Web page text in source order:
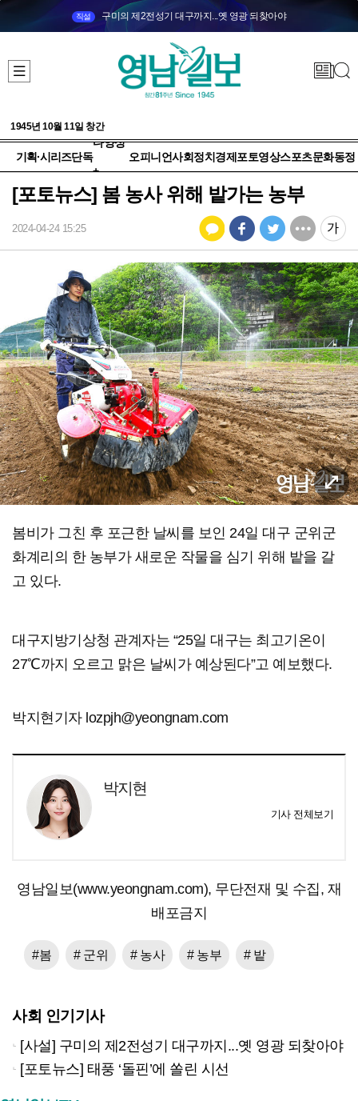
직설 구미의 제2전성기 대구까지...옛 영광 되찾아야
1945년 10월 11일 창간
기획·시리즈단독
다양성
+
오피니언사회정치 경제 포토영상스포츠문화동정
[포토뉴스] 봄 농사 위해 밭가는 농부
2024-04-24 15:25
봄비가 그친 후 포근한 날씨를 보인 24일 대구 군위군
화계리의 한 농부가 새로운 작물을 심기 위해 밭을 갈
고 있다.
대구지방기상청 관계자는 “25일 대구는 최고기온이
27℃까지 오르고 맑은 날씨가 예상된다”고 예보했다.
박지현기자 lozpjh@yeongnam.com
박지현
기사 전체보기
영남일보(www.yeongnam.com), 무단전재 및 수집, 재
배포금지
#봄 # 군위 # 농사 # 농부 # 밭
사회 인기기사
[사설] 구미의 제2전성기 대구까지...옛 영광 되찾아야
[포토뉴스] 태풍 ‘돌핀’에 쏠린 시선